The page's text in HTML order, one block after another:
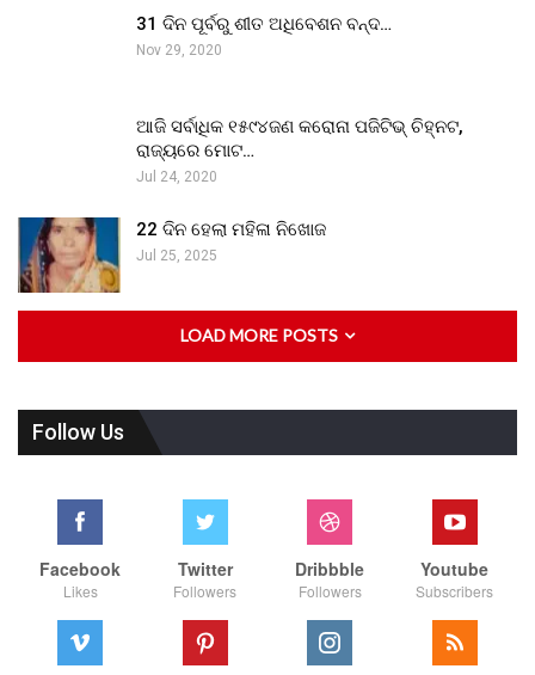
31 ଦିନ ପୂର୍ବରୁ ଶୀତ ଅଧିବେଶନ ବନ୍ଦ…
Nov 29, 2020
ଆଜି ସର୍ବାଧିକ ୧୫୯୪ଜଣ କରୋନା ପଜିଟିଭ୍ ଚିହ୍ନଟ,
ରାଜ୍ୟରେ ମୋଟ…
Jul 24, 2020
22 ଦିନ ହେଲା ମହିଳା ନିଖୋଜ
Jul 25, 2025
LOAD MORE POSTS
Follow Us
Facebook
Likes
Twitter
Followers
Dribbble
Followers
Youtube
Subscribers